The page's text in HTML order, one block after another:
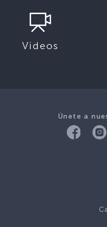
Videos
Únete a